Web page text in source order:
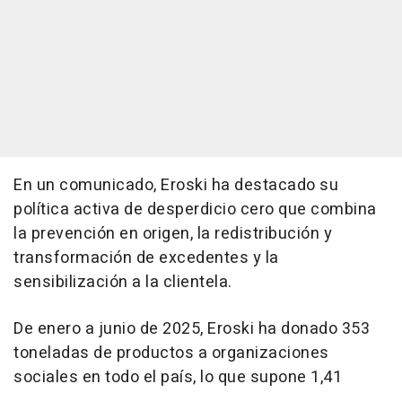
En un comunicado, Eroski ha destacado su
política activa de desperdicio cero que combina
la prevención en origen, la redistribución y
transformación de excedentes y la
sensibilización a la clientela.
De enero a junio de 2025, Eroski ha donado 353
toneladas de productos a organizaciones
sociales en todo el país, lo que supone 1,41